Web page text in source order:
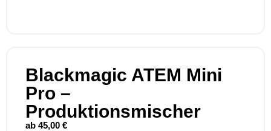
Blackmagic ATEM Mini
Pro –
Produktionsmischer
ab 45,00 €